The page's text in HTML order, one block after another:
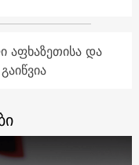
აფხაზეთისა და